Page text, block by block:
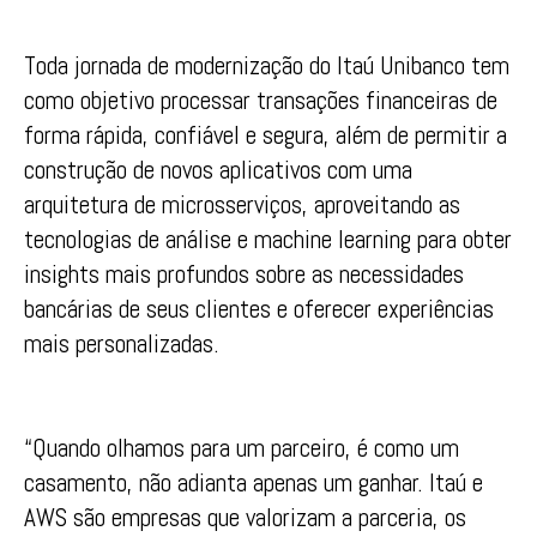
Toda jornada de modernização do Itaú Unibanco tem
como objetivo processar transações financeiras de
forma rápida, confiável e segura, além de permitir a
construção de novos aplicativos com uma
arquitetura de microsserviços, aproveitando as
tecnologias de análise e machine learning para obter
insights mais profundos sobre as necessidades
bancárias de seus clientes e oferecer experiências
mais personalizadas.
“Quando olhamos para um parceiro, é como um
casamento, não adianta apenas um ganhar. Itaú e
AWS são empresas que valorizam a parceria, os